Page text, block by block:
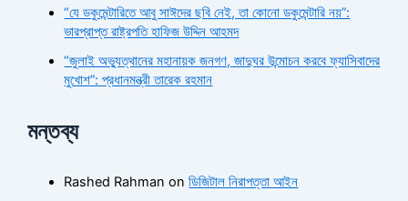
“যে ডকুমেন্টারিতে আবু সাঈদের ছবি নেই, তা কোনো ডকুমেন্টারি নয়”:
ভারপ্রাপ্ত রাষ্ট্রপতি হাফিজ উদ্দিন আহমদ
“জুলাই অভ্যুত্থানের মহানায়ক জনগণ, জাদুঘর উন্মোচন করবে ফ্যাসিবাদের
মুখোশ”: প্রধানমন্ত্রী তারেক রহমান
মন্তব্য
Rashed Rahman onডিজিটাল নিরাপত্তা আইন